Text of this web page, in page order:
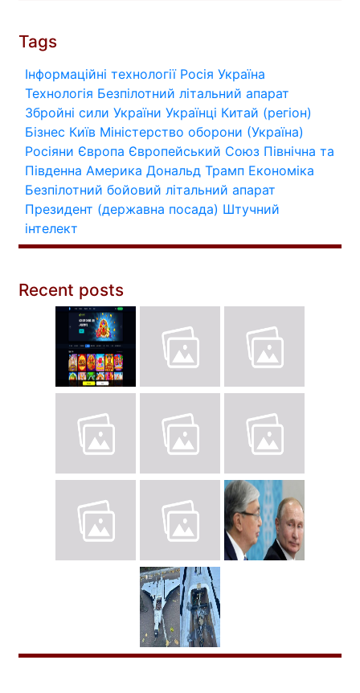
Tags
Інформаційні технології Росія Україна
Технологія Безпілотний літальний апарат
Збройні сили України Українці Китай (регіон)
Бізнес Київ Міністерство оборони (Україна)
Росіяни Європа Європейський Союз Північна та
Південна Америка Дональд Трамп Економіка
Безпілотний бойовий літальний апарат
Президент (державна посада) Штучний
інтелект
Recent posts